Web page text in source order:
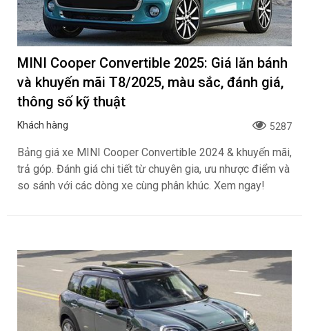
MINI Cooper Convertible 2025: Giá lăn bánh
và khuyến mãi T8/2025, màu sắc, đánh giá,
thông số kỹ thuật
Khách hàng 5287
Bảng giá xe MINI Cooper Convertible 2024 & khuyến mãi,
trả góp. Đánh giá chi tiết từ chuyên gia, ưu nhược điểm và
so sánh với các dòng xe cùng phân khúc. Xem ngay!